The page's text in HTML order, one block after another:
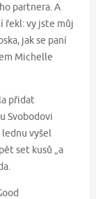
partnera. A
řekl: vy jste můj
jak se paní
Michelle
přidat
Svobodovi
lednu vyšel
set kusů „a